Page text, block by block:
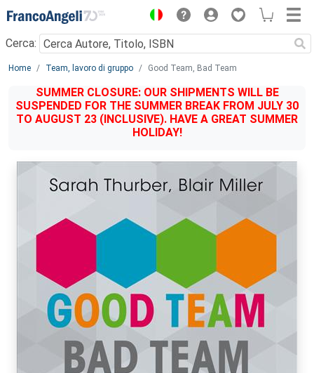
Menu
Cerca:
Main content
Home Team, lavoro di gruppo Good Team, Bad Team
SUMMER CLOSURE: OUR SHIPMENTS WILL BE
SUSPENDED FOR THE SUMMER BREAK FROM JULY 30
TO AUGUST 23 (INCLUSIVE). HAVE A GREAT SUMMER
HOLIDAY!